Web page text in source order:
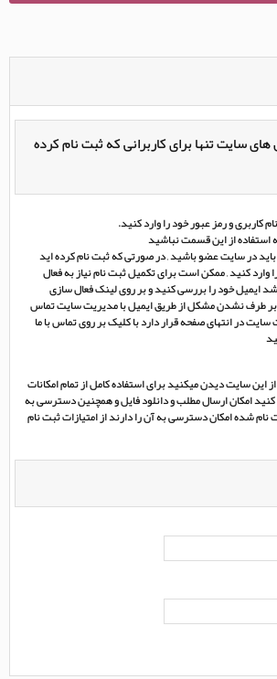
های سایت تنها برای کاربرانی که ثبت نام کرده
و رمز عبور خود را وارد کنید.
از این قسمت نباشید
در سایت عضو باشید , در صورتی که ثبت نام کرده اید
وارد کنید , ممکن است برای تکمیل ثبت نام نیاز به فعال
ایمیل خود را بررسی کنید و بر روی لینک فعال سازی
طرف نشدن مشکل از طریق ایمیل با مدیریت سایت تماس
در انتهای صفحه قرار دارد با کلیک بر روی تماس با ما
این سایت دیدن میکنید برای استفاده کامل از تمام امکانات
کنید امکان ارسال مطلب و دانلود فایل و همچنین دسترسی به
شده امکان دسترسی به آن را دارند از امتیازات ثبت نام